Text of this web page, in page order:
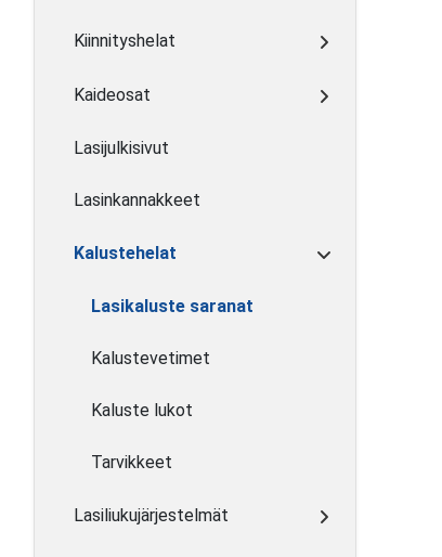
Kiinnityshelat
Kaideosat
Lasijulkisivut
Lasinkannakkeet
Kalustehelat
Lasikaluste saranat
Kalustevetimet
Kaluste lukot
Tarvikkeet
Lasiliukujärjestelmät